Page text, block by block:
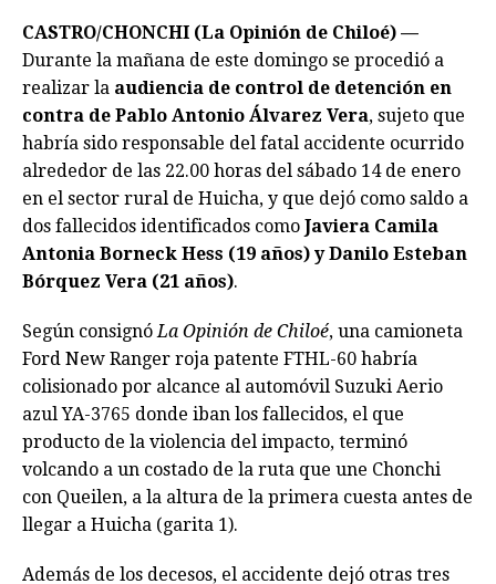
CASTRO/CHONCHI (La Opinión de Chiloé) —
Durante la mañana de este domingo se procedió a
realizar la audiencia de control de detención en
contra de Pablo Antonio Álvarez Vera, sujeto que
habría sido responsable del fatal accidente ocurrido
alrededor de las 22.00 horas del sábado 14 de enero
en el sector rural de Huicha, y que dejó como saldo a
dos fallecidos identificados como Javiera Camila
Antonia Borneck Hess (19 años) y Danilo Esteban
Bórquez Vera (21 años).
Según consignóLa Opinión de Chiloé, una camioneta
Ford New Ranger roja patente FTHL-60 habría
colisionado por alcance al automóvil Suzuki Aerio
azul YA-3765 donde iban los fallecidos, el que
producto de la violencia del impacto, terminó
volcando a un costado de la ruta que une Chonchi
con Queilen, a la altura de la primera cuesta antes de
llegar a Huicha (garita 1).
Además de los decesos, el accidente dejó otras tres